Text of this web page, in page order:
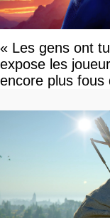
« Les gens ont
expose les
encore plus fous